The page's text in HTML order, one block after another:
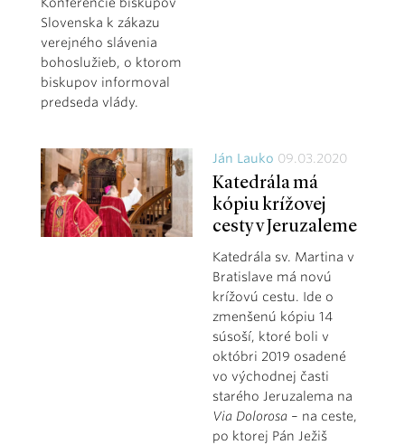
Konferencie biskupov
Slovenska k zákazu
verejného slávenia
bohoslužieb, o ktorom
biskupov informoval
predseda vlády.
Ján Lauko 09.03.2020
Katedrála má
kópiu krížovej
cesty v Jeruzaleme
Katedrála sv. Martina v
Bratislave má novú
krížovú cestu. Ide o
zmenšenú kópiu 14
súsoší, ktoré boli v
októbri 2019 osadené
vo východnej časti
starého Jeruzalema na
Via Dolorosa – na ceste,
po ktorej Pán Ježiš